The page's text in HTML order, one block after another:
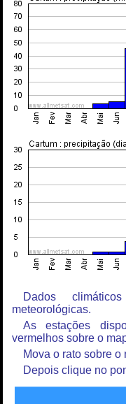
Dados
meteorológicas.
As estações
vermelhos sobre o
Mova o rato sobre o
Depois clique no